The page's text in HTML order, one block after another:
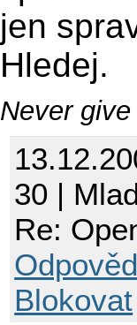
jen
Hledej.
Never
30 |
Re:
Blokovat